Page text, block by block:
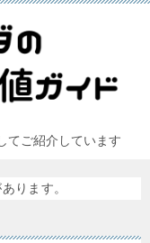
てご紹介しています
ります。